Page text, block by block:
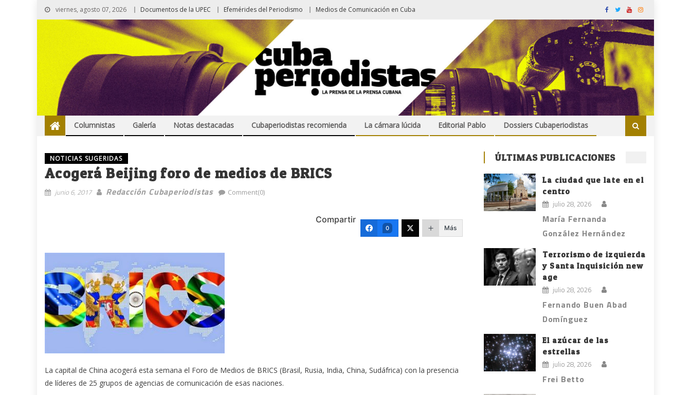
viernes, agosto 07, 2026 Documentos de la UPEC Efemérides del Periodismo Medios de Comunicación en Cuba
Columnistas Galería Notas destacadas Cubaperiodistas recomienda La cámara lúcida Editorial Pablo Dossiers Cubaperiodistas
NOTICIAS SUGERIDAS
Acogerá Beijing foro de medios de BRICS
junio 6, 2017 Redacción Cubaperiodistas Comment(0)
Compartir
0 Más
La capital de China acogerá esta semana el Foro de Medios de BRICS (Brasil, Rusia, India, China, Sudáfrica) con la presencia
de líderes de 25 grupos de agencias de comunicación de esas naciones.
ÚLTIMAS PUBLICACIONES
La ciudad que late en el
centro
julio 28, 2026
María Fernanda
González Hernández
Terrorismo de izquierda
y Santa Inquisición new
age
julio 28, 2026
Fernando Buen Abad
Domínguez
El azúcar de las
estrellas
julio 28, 2026
Frei Betto